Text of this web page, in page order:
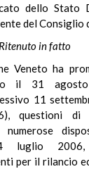
dello Stato
del Consiglio
Ritenuto in fatto
Veneto ha
il 31
11
questioni di
4 luglio
per il rilancio